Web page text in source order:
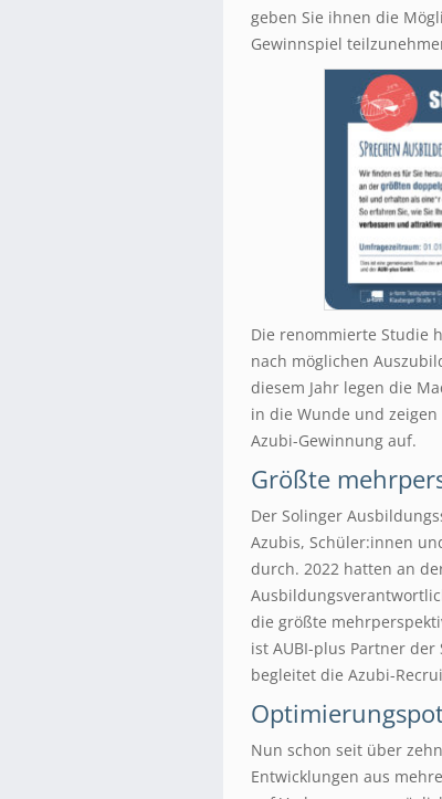
geben Sie ihnen die
Gewinnspiel
Die renommierte Studie
nach möglichen
diesem Jahr legen die
in die Wunde und
Azubi-Gewinnung auf.
Größte
Der Solinger
Azubis, Schüler:innen
durch. 2022 hatten an
die größte
ist AUBI-plus Partner der
begleitet die Azubi-
Nun schon seit über
Entwicklungen aus